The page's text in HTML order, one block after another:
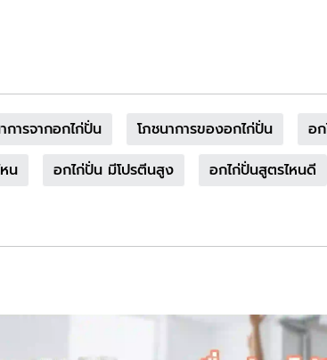
การจากอกไก่ปั่น โภชนาการของอกไก่ปั่น
อ
น อกไก่ปั่น มีโปรตีนสูง อกไก่ปั่นสูตรไหนดี